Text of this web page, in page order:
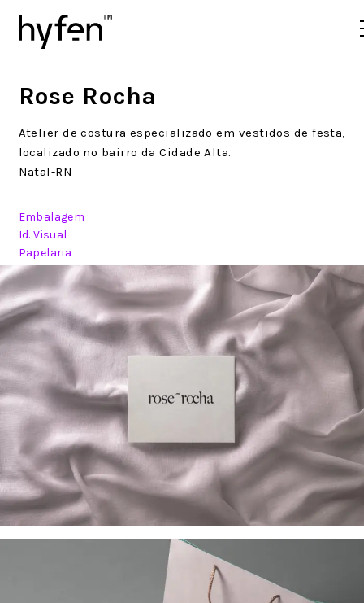
Rose Rocha
Atelier de costura especializado em vestidos de festa,
localizado no bairro da Cidade Alta.
Natal-RN
Embalagem
Id. Visual
Papelaria